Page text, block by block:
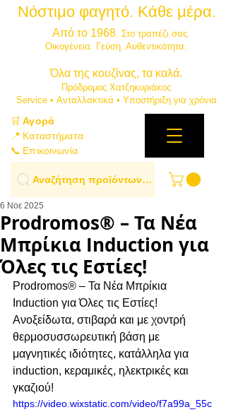
Νόστιμο φαγητό. Κάθε μέρα.
Από το 1968. Στο τραπέζι σας.
​Οικογένεια. Γεύση. Αυθεντικότητα.
​Όλα της κουζίνας, τα καλά.
Πρόδρομος Χατζηκυριάκος
​Service • Ανταλλακτικά • Υποστήριξη για χρόνια
🛒Αγορά
📍 Καταστήματα
📞 Επικοινωνία
Αναζήτηση προϊόντων…
Prodromos® – Τα Νέα
Μπρίκια Induction για
Όλες τις Εστίες!
6 Νοε 2025
Prodromos® – Τα Νέα Μπρίκια
Induction για Όλες τις Εστίες!
Ανοξείδωτα, στιβαρά και με χοντρή
θερμοσυσσωρευτική βάση με
μαγνητικές ιδιότητες, κατάλληλα για
induction, κεραμικές, ηλεκτρικές και
γκαζιού!
https://video.wixstatic.com/video/f7a99a_55c